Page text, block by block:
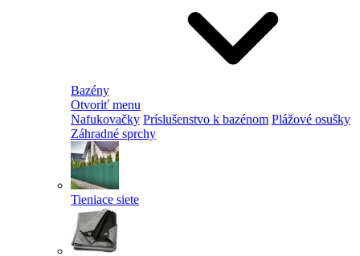
Bazény
Otvoriť menu
Nafukovačky Príslušenstvo k bazénom Plážové osušky
Záhradné sprchy
Tieniace siete